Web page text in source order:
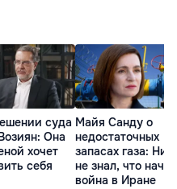
суда
Она
хочет
себя
Майя Санду о
недостаточных
запасах газа:
не знал, что
война в Иране